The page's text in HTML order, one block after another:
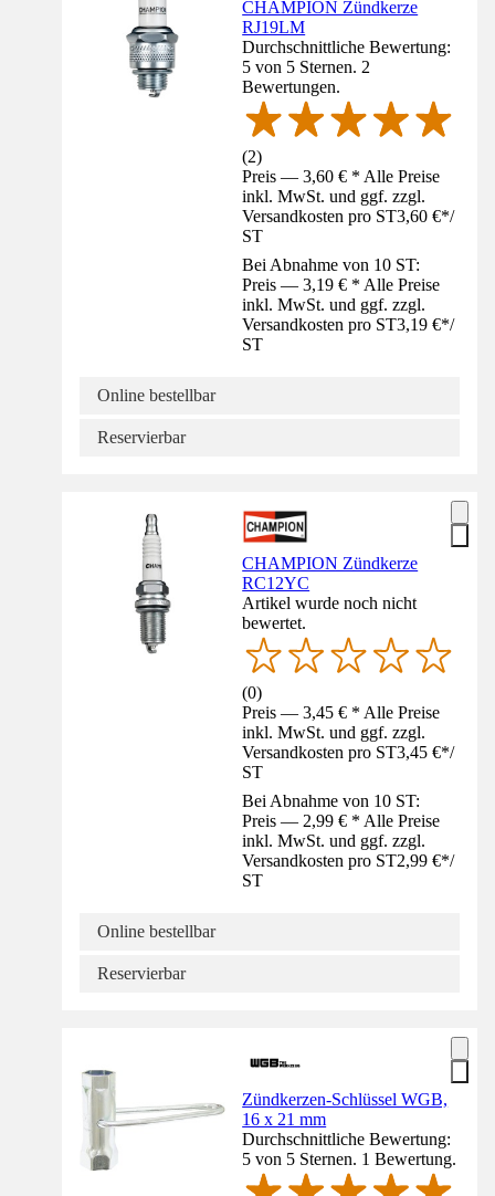
CHAMPION Zündkerze
RJ19LM
Durchschnittliche Bewertung:
5 von 5 Sternen. 2
Bewertungen.
(2)
Preis — 3,60 € * Alle Preise
inkl. MwSt. und ggf. zzgl.
Versandkosten pro ST3,60 €*/
ST
Bei Abnahme von 10 ST:
Preis — 3,19 € * Alle Preise
inkl. MwSt. und ggf. zzgl.
Versandkosten pro ST3,19 €*/
ST
Online bestellbar
Reservierbar
CHAMPION Zündkerze
RC12YC
Artikel wurde noch nicht
bewertet.
(0)
Preis — 3,45 € * Alle Preise
inkl. MwSt. und ggf. zzgl.
Versandkosten pro ST3,45 €*/
ST
Bei Abnahme von 10 ST:
Preis — 2,99 € * Alle Preise
inkl. MwSt. und ggf. zzgl.
Versandkosten pro ST2,99 €*/
ST
Online bestellbar
Reservierbar
Zündkerzen-Schlüssel WGB,
16 x 21 mm
Durchschnittliche Bewertung:
5 von 5 Sternen. 1 Bewertung.